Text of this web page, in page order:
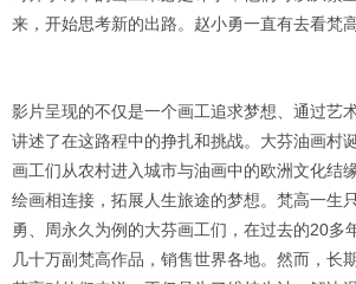
来，开始思考新的出路。赵小勇一直有去看梵
影片呈现的不仅是一个画工追求梦想、通过艺
讲述了在这路程中的挣扎和挑战。大芬油画村
画工们从农村进入城市与油画中的欧洲文化结
绘画相连接，拓展人生旅途的梦想。梵高一生
勇、周永久为例的大芬画工们，在过去的20多
几十万副梵高作品，销售世界各地。然而，长